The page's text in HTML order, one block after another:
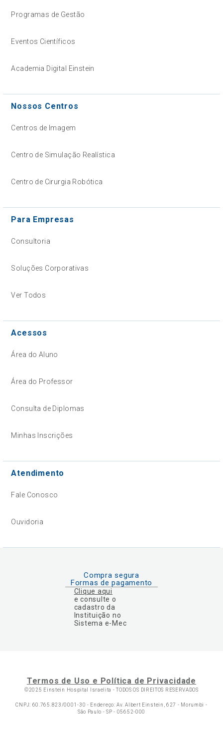
Programas de Gestão
Eventos Científicos
Academia Digital Einstein
Nossos Centros
Centros de Imagem
Centro de Simulação Realística
Centro de Cirurgia Robótica
Para Empresas
Consultoria
Soluções Corporativas
Ver Todos
Acessos
Área do Aluno
Área do Professor
Consulta de Diplomas
Minhas Inscrições
Atendimento
Fale Conosco
Ouvidoria
Compra segura
Formas de pagamento
Clique aqui
e consulte o
cadastro da
Instituição no
Sistema e-Mec
Termos de Uso e Política de Privacidade
©2025 Einstein Hospital Israelita -TODOS OS DIREITOS RESERVADOS
CNPJ: 60.765.823/0001-30 - Endereço: Av. Albert Einstein, 627 - Morumbi -
São Paulo - SP - 05652-000